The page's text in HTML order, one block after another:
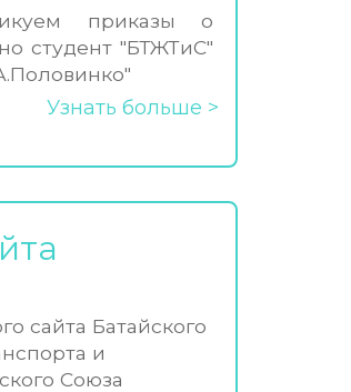
приказы о
студент "БТЖТиС"
Узнать больше
сайта Батайского
и
Союза